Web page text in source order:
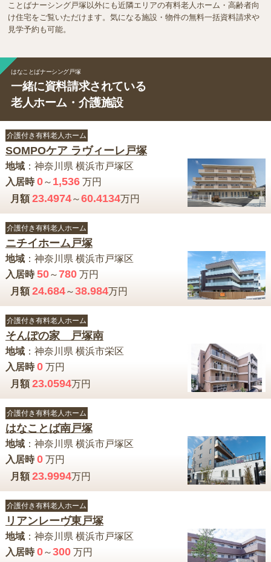
ことばナーシング戸塚以外にも近隣エリアの有料老人ホーム・高齢者向
け住宅をご覧いただけます。気になる施設・物件の無料一括資料請求や
見学予約も可能。
はなことばナーシング戸塚
一緒に資料請求されている
老人ホーム・介護施設
介護付き有料老人ホーム
SOMPOケア ラヴィーレ戸塚
地域： 神奈川県 横浜市戸塚区
入居時 0～ 1,536万円
月額 23.4974～60.4134万円
介護付き有料老人ホーム
ニチイホーム戸塚
地域： 神奈川県 横浜市戸塚区
入居時 50～780万円
月額 24.684～38.984万円
介護付き有料老人ホーム
そんぽの家 戸塚南
地域： 神奈川県 横浜市栄区
入居時 0万円
月額 23.0594万円
介護付き有料老人ホーム
はなことば南戸塚
地域： 神奈川県 横浜市戸塚区
入居時 0万円
月額 23.9994万円
介護付き有料老人ホーム
リアンレーヴ東戸塚
地域： 神奈川県 横浜市戸塚区
入居時 0～300万円